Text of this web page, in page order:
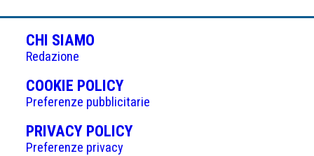
CHI SIAMO
Redazione
COOKIE POLICY(APRE
IN
UNA
NUOVA
Preferenze pubblicitarie
PRIVACY POLICY(APRE
Preferenze privacy